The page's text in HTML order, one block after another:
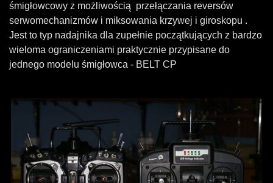
śmigłowcowy z możliwością przełączania reversów
serwomechanizmów i miksowania krzywej i giroskopu .
Jest to typ nadajnika dla zupełnie początkujących z bardzo
wieloma ograniczeniami praktycznie przypisane do
jednego modelu śmigłowca - BELT CP